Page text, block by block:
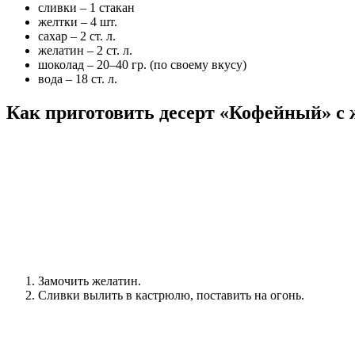
сливки – 1 стакан
желтки – 4 шт.
сахар – 2 ст. л.
желатин – 2 ст. л.
шоколад – 20–40 гр. (по своему вкусу)
вода – 18 ст. л.
Как приготовить десерт «Кофейный» с
Замочить желатин.
Сливки вылить в кастрюлю, поставить на огонь.